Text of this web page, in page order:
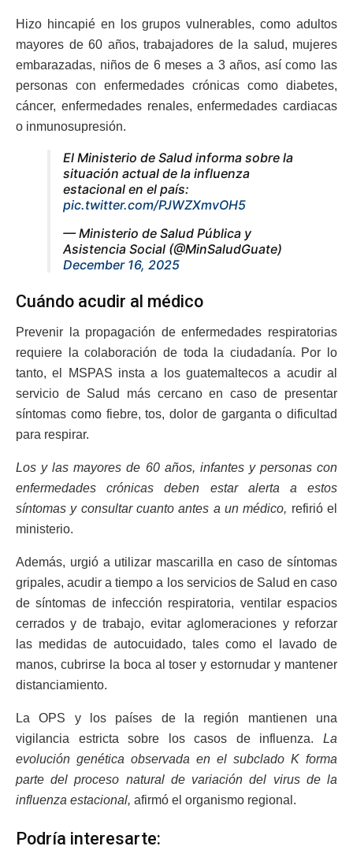
Hizo hincapié en los grupos vulnerables, como adultos
mayores de 60 años, trabajadores de la salud, mujeres
embarazadas, niños de 6 meses a 3 años, así como las
personas con enfermedades crónicas como diabetes,
cáncer, enfermedades renales, enfermedades cardiacas
o inmunosupresión.
El Ministerio de Salud informa sobre la
situación actual de la influenza
estacional en el país:
pic.twitter.com/PJWZXmvOH5
— Ministerio de Salud Pública y
Asistencia Social (@MinSaludGuate)
December 16, 2025
Cuándo acudir al médico
Prevenir la propagación de enfermedades respiratorias
requiere la colaboración de toda la ciudadanía. Por lo
tanto, el MSPAS insta a los guatemaltecos a acudir al
servicio de Salud más cercano en caso de presentar
síntomas como fiebre, tos, dolor de garganta o dificultad
para respirar.
Los y las mayores de 60 años, infantes y personas con
enfermedades crónicas deben estar alerta a estos
síntomas y consultar cuanto antes a un médico, refirió el
ministerio.
Además, urgió a utilizar mascarilla en caso de síntomas
gripales, acudir a tiempo a los servicios de Salud en caso
de síntomas de infección respiratoria, ventilar espacios
cerrados y de trabajo, evitar aglomeraciones y reforzar
las medidas de autocuidado, tales como el lavado de
manos, cubrirse la boca al toser y estornudar y mantener
distanciamiento.
La OPS y los países de la región mantienen una
vigilancia estricta sobre los casos de influenza. La
evolución genética observada en el subclado K forma
parte del proceso natural de variación del virus de la
influenza estacional, afirmó el organismo regional.
Podría interesarte: